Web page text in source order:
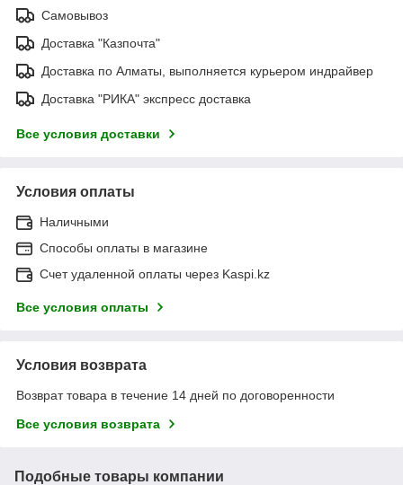
Самовывоз
Доставка "Казпочта"
Доставка по Алматы, выполняется курьером индрайвер
Доставка "РИКА" экспресс доставка
Все условия доставки
Условия оплаты
Наличными
Способы оплаты в магазине
Счет удаленной оплаты через Kaspi.kz
Все условия оплаты
Условия возврата
Возврат товара в течение 14 дней по договоренности
Все условия возврата
Подобные товары компании